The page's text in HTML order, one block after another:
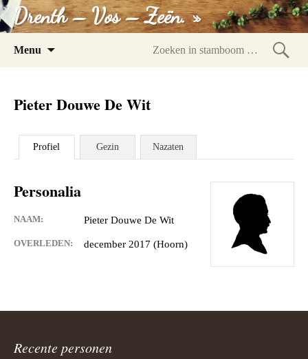
Drenth – Vos – Zeën. »
Menu
Pieter Douwe De Wit
Profiel Gezin Nazaten
Personalia
NAAM: Pieter Douwe De Wit
OVERLEDEN: december 2017 (Hoorn)
Recente personen